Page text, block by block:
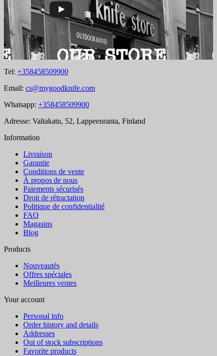
Tel: +358458509900
Email: cs@mygoodknife.com
Whatsapp: +358458509900
Adresse: Valtakatu, 52, Lappeenranta, Finland
Information
Livraison
Garantie
Conditions de vente
À propos de nous
Paiements sécurisés
Droit de rétractation
Politique de confidentialité
FAQ
Magasins
Blog
Products
Nouveautés
Offres spéciales
Meilleures ventes
Your account
Personal info
Order history and details
Addresses
Out of stock subscriptions
Favorite products